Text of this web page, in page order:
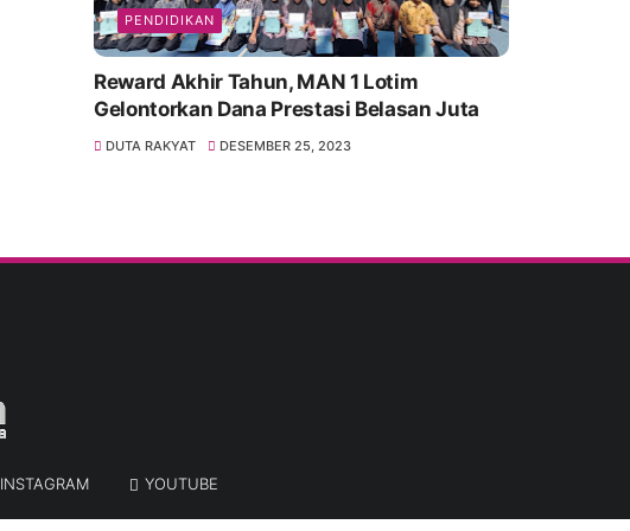
PENDIDIKAN
Reward Akhir Tahun, MAN 1 Lotim
Gelontorkan Dana Prestasi Belasan Juta
DUTA RAKYAT DESEMBER 25, 2023
INSTAGRAM YOUTUBE